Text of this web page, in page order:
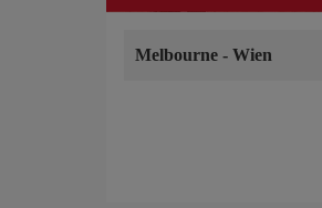
Melbourne - Wien